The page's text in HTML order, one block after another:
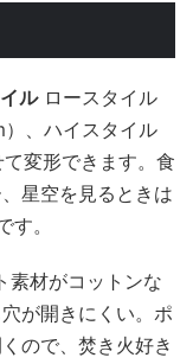
ルロースタイル
）、ハイスタイル
変形できます。食
星空を見るときは
。
素材がコットンな
が開きにくい。ポ
ので、焚き火好き